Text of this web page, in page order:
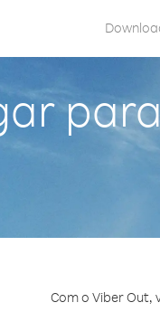
Com o Viber Out,